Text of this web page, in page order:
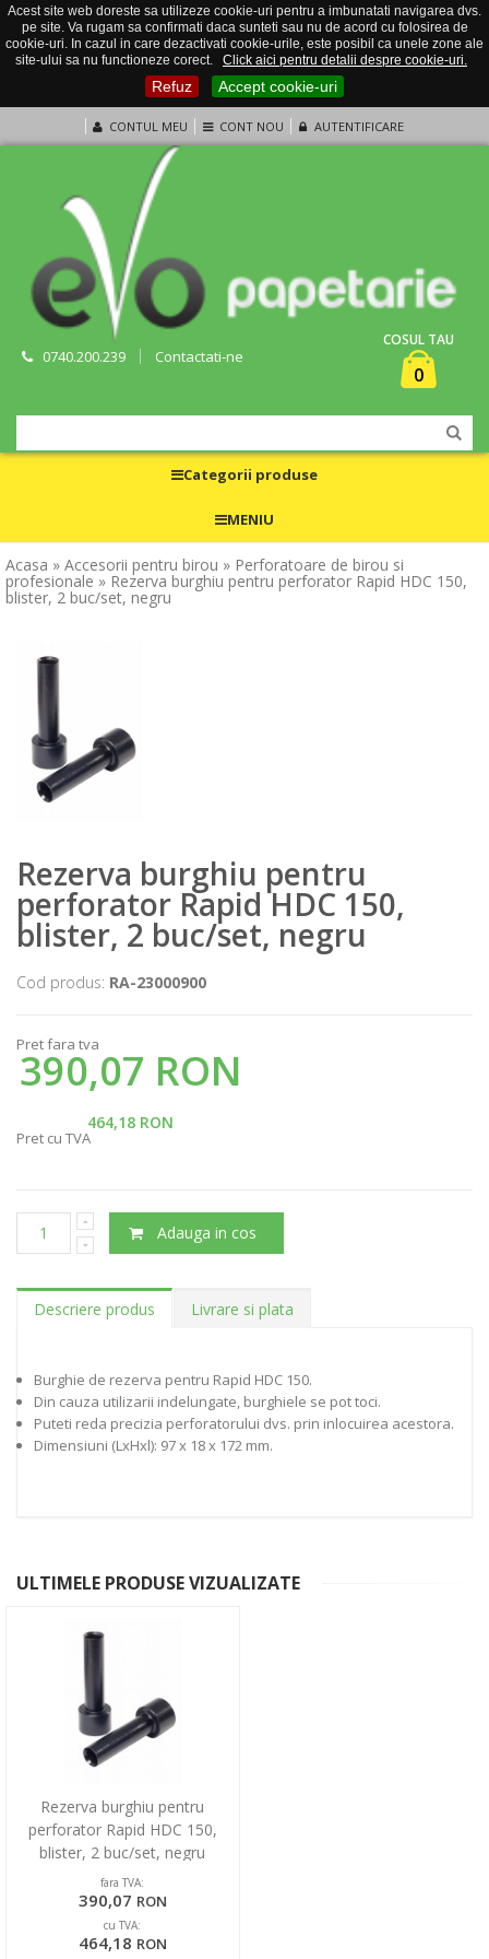
Acest site web doreste sa utilizeze cookie-uri pentru a imbunatati navigarea dvs.
pe site. Va rugam sa confirmati daca sunteti sau nu de acord cu folosirea de
cookie-uri. In cazul in care dezactivati cookie-urile, este posibil ca unele zone ale
site-ului sa nu functioneze corect.
Click aici pentru detalii despre cookie-uri.
Refuz Accept cookie-uri
CONTUL MEU CONT NOU AUTENTIFICARE
0740.200.239 Contactati-ne
COSUL TAU
0
Categorii produse
MENIU
Acasa » Accesorii pentru birou » Perforatoare de birou si
profesionale » Rezerva burghiu pentru perforator Rapid HDC 150,
blister, 2 buc/set, negru
Rezerva burghiu pentru
perforator Rapid HDC 150,
blister, 2 buc/set, negru
Cod produs: RA-23000900
Pret fara tva
390,07 RON
464,18 RON
Pret cu TVA
Adauga in cos
Descriere produs Livrare si plata
Burghie de rezerva pentru Rapid HDC 150.
Din cauza utilizarii indelungate, burghiele se pot toci.
Puteti reda precizia perforatorului dvs. prin inlocuirea acestora.
Dimensiuni (LxHxl): 97 x 18 x 172 mm.
ULTIMELE PRODUSE VIZUALIZATE
Rezerva burghiu pentru
perforator Rapid HDC 150,
blister, 2 buc/set, negru
fara TVA:
390,07 RON
cu TVA:
464,18 RON